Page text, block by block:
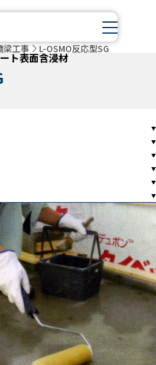
梁工事 L-OSMO反応型SG
ト表面含浸材